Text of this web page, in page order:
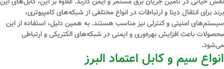
برند برای انتقال دیتا و ارتباطات در انواع مختلفی از شبکه‌های کامپیوتری،
سیستم‌های امنیتی و کنترلی نیز مناسب هستند. به همین دلیل، استفاده از این
محصولات باعث افزایش بهره‌وری و ایمنی در شبکه‌های الکتریکی و ارتباطی
می‌شود.
انواع سیم و کابل اعتماد البرز